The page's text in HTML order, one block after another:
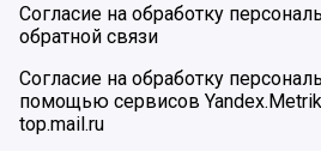
Согласие на обработку
обратной связи
Согласие на обработку
помощью сервисов
top.mail.ru